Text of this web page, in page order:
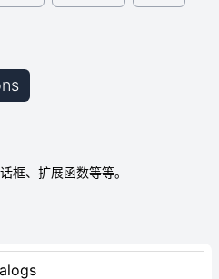
框、扩展函数等等。